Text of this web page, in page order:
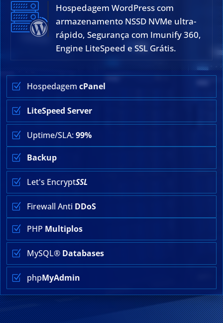
Hospedagem WordPress com
armazenamento NSSD NVMe ultra-
rápido, Segurança com Imunify 360,
Engine LiteSpeed e SSL Grátis.
Z Hospedagem cPanel
Z LiteSpeed Server
Z Uptime/SLA:99%
Z Backup
Z Let's EncryptSSL
Z Firewall Anti DDoS
Z PHP Multiplos
Z MySQL® Databases
Z phpMyAdmin